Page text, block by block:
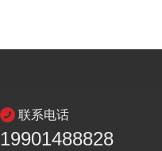
联系电话
19901488828